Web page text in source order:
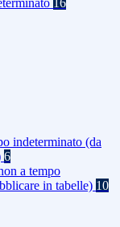
16
indeterminato (da
6
a tempo
in tabelle) 10